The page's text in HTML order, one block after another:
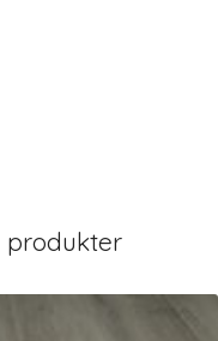
produkter